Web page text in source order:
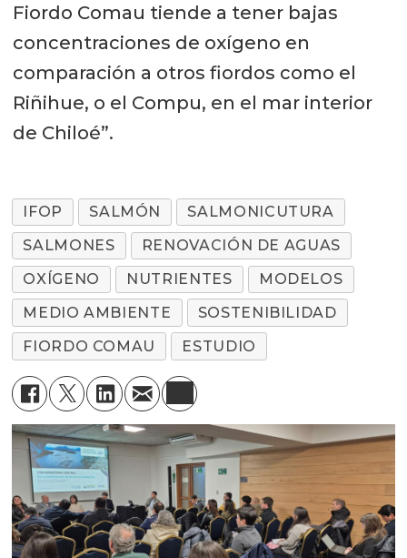
Fiordo Comau tiende a tener bajas
concentraciones de oxígeno en
comparación a otros fiordos como el
Riñihue, o el Compu, en el mar interior
de Chiloé”.
IFOP SALMÓN
SALMONICUTURA
SALMONES
RENOVACIÓN DE AGUAS
OXÍGENO
NUTRIENTES
MODELOS
MEDIO AMBIENTE
SOSTENIBILIDAD
FIORDO COMAU
ESTUDIO